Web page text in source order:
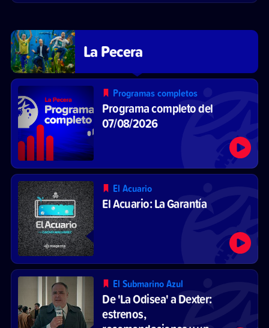
La Pecera
Programas completos
Programa completo del
07/08/2026
El Acuario
El Acuario: La Garantía
El Submarino Azul
De 'La Odisea' a Dexter:
estrenos,